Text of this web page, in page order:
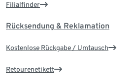
Filialfinder
Rücksendung & Reklamation
Kostenlose Rückgabe / Umtausch
Retourenetikett